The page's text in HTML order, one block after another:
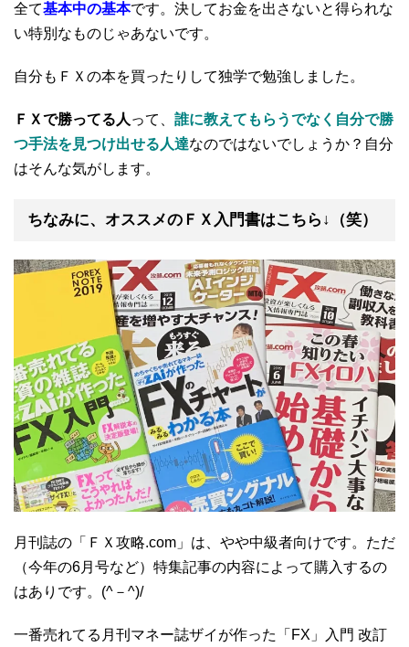
全て基本中の基本です。決してお金を出さないと得られな
い特別なものじゃあないです。
自分もＦＸの本を買ったりして独学で勉強しました。
ＦＸで勝ってる人 って、 誰に教えてもらうでなく自分で勝
つ手法を見つけ出せる人達なのではないでしょうか？自分
はそんな気がします。
ちなみに、 オススメのＦＸ入門書はこちら↓（笑）
月刊誌の「ＦＸ攻略.com」は、やや中級者向けです。ただ
（今年の6月号など）特集記事の内容によって購入するの
はありです。(^－^)/
一番売れてる月刊マネー誌ザイが作った「FX」入門 改訂